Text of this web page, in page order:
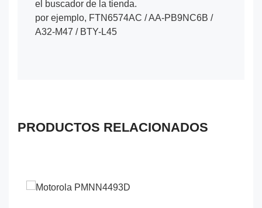
el buscador de la tienda.
por ejemplo, FTN6574AC / AA-PB9NC6B /
A32-M47 / BTY-L45
PRODUCTOS RELACIONADOS